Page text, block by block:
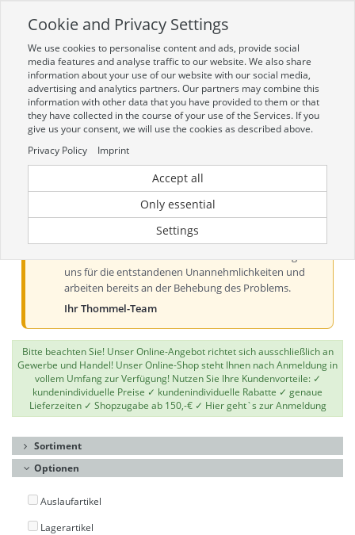
Zur mobilen Kompaktversion (Login erforderlich)
Toggle
navigation
Aktueller Hinweis zur Preis- und
Verfügbarkeitsanzeige
Liebe Kundinnen und Kunden, derzeit kann es bei der
Preis- und Verfügbarkeitsanzeige aus technischen
uns für die entstandenen Unannehmlichkeiten und
arbeiten bereits an der Behebung des Problems.
Ihr Thommel-Team
Bitte beachten Sie! Unser Online-Angebot richtet sich ausschließlich an
Gewerbe und Handel! Unser Online-Shop steht Ihnen nach Anmeldung in
vollem Umfang zur Verfügung! Nutzen Sie Ihre Kundenvorteile: ✓
kundenindividuelle Preise ✓ kundenindividuelle Rabatte ✓ genaue
Lieferzeiten ✓ Shopzugabe ab 150,-€ ✓ Hier geht`s zur Anmeldung
Sortiment
Optionen
Auslaufartikel
Lagerartikel
Cookie and Privacy Settings
We use cookies to personalise content and ads, provide social
media features and analyse traffic to our website. We also share
information about your use of our website with our social media,
advertising and analytics partners. Our partners may combine this
information with other data that you have provided to them or that
they have collected in the course of your use of the Services. If you
give us your consent, we will use the cookies as described above.
Privacy Policy
Imprint
Accept all
Only essential
Settings